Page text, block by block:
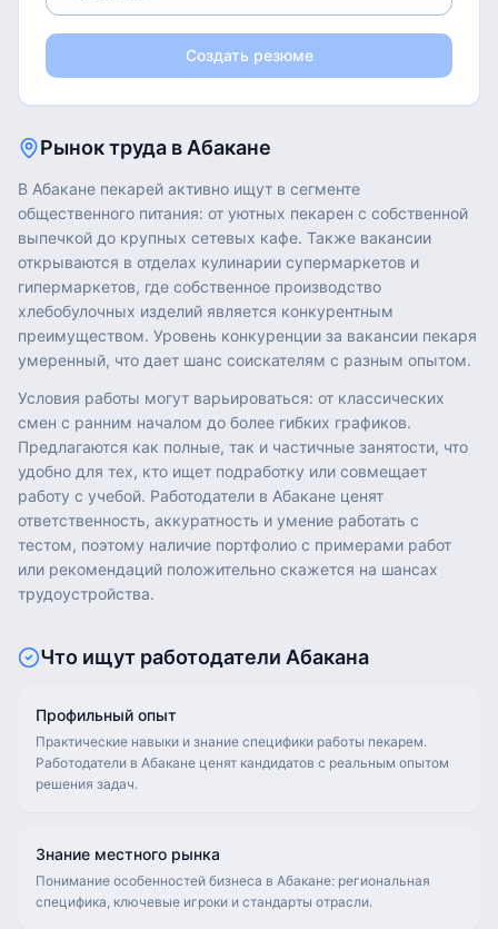
Создать резюме
Рынок труда в Абакане
В Абакане пекарей активно ищут в сегменте
общественного питания: от уютных пекарен с собственной
выпечкой до крупных сетевых кафе. Также вакансии
открываются в отделах кулинарии супермаркетов и
гипермаркетов, где собственное производство
хлебобулочных изделий является конкурентным
преимуществом. Уровень конкуренции за вакансии пекаря
умеренный, что дает шанс соискателям с разным опытом.
Условия работы могут варьироваться: от классических
смен с ранним началом до более гибких графиков.
Предлагаются как полные, так и частичные занятости, что
удобно для тех, кто ищет подработку или совмещает
работу с учебой. Работодатели в Абакане ценят
ответственность, аккуратность и умение работать с
тестом, поэтому наличие портфолио с примерами работ
или рекомендаций положительно скажется на шансах
трудоустройства.
Что ищут работодатели Абакана
Профильный опыт
Практические навыки и знание специфики работы пекарем.
Работодатели в Абакане ценят кандидатов с реальным опытом
решения задач.
Знание местного рынка
Понимание особенностей бизнеса в Абакане: региональная
специфика, ключевые игроки и стандарты отрасли.